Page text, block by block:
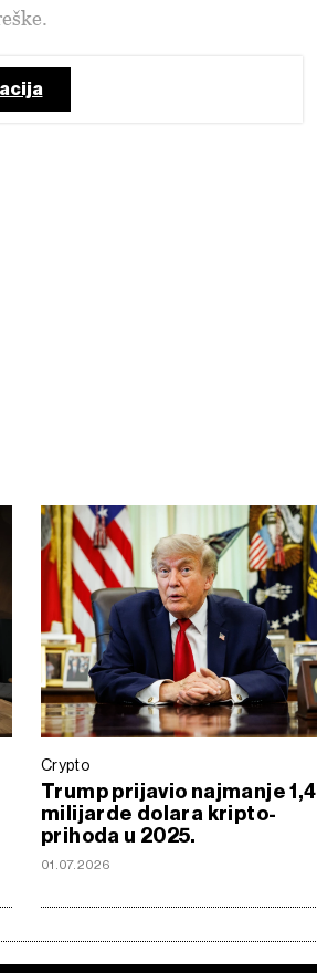
Crypto
Trump prijavio najmanje 1,4
milijarde dolara kripto-
prihoda u 2025.
01.07.2026